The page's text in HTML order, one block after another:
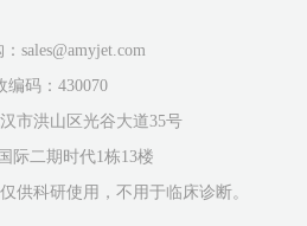
sales@amyjet.com
编码：430070
市洪山区光谷大道35号
际二期时代1栋13楼
供科研使用，不用于临床诊断。